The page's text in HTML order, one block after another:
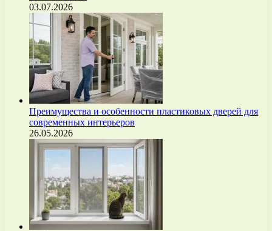
03.07.2026
Преимущества и особенности пластиковых дверей для
современных интерьеров
26.05.2026